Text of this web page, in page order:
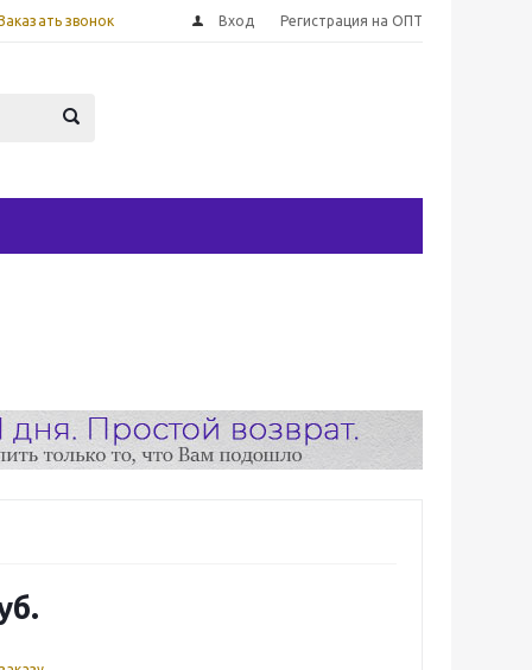
звонок Вход Регистрация на ОПТ